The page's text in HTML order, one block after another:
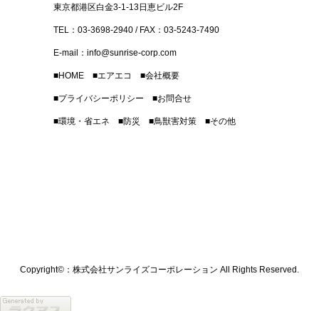
東京都港区白金3-1-13日恵ビル2F
TEL：03-3698-2940 / FAX：03-5243-7490
E-mail： info@sunrise-corp.com
■HOME ■エアエコ ■会社概要
■プライバシーポリシー ■お問合せ
■環境・省エネ ■防災 ■鳥獣害対策 ■その他
Copyright©：株式会社サンライズコーポレーション All Rights Reserved.